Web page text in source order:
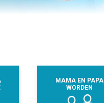
MAMA EN PAPA
WORDEN